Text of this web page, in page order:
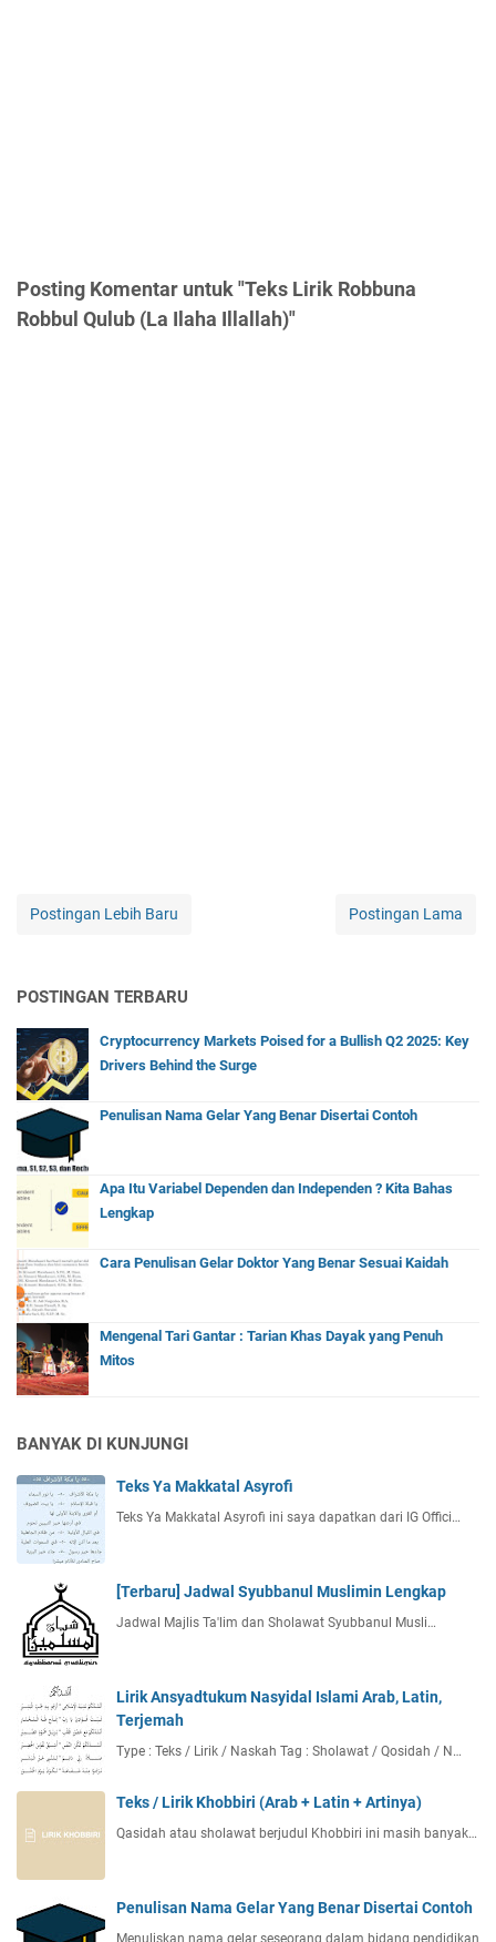
Posting Komentar untuk "Teks Lirik Robbuna
Robbul Qulub (La Ilaha Illallah)"
Postingan Lebih Baru Postingan Lama
POSTINGAN TERBARU
Cryptocurrency Markets Poised for a Bullish Q2 2025: Key
Drivers Behind the Surge
Penulisan Nama Gelar Yang Benar Disertai Contoh
Apa Itu Variabel Dependen dan Independen ? Kita Bahas
Lengkap
Cara Penulisan Gelar Doktor Yang Benar Sesuai Kaidah
Mengenal Tari Gantar : Tarian Khas Dayak yang Penuh
Mitos
BANYAK DI KUNJUNGI
Teks Ya Makkatal Asyrofi
Teks Ya Makkatal Asyrofi ini saya dapatkan dari IG Offici…
[Terbaru] Jadwal Syubbanul Muslimin Lengkap
Jadwal Majlis Ta'lim dan Sholawat Syubbanul Musli…
Lirik Ansyadtukum Nasyidal Islami Arab, Latin,
Terjemah
Type : Teks / Lirik / Naskah Tag : Sholawat / Qosidah / N…
Teks / Lirik Khobbiri (Arab + Latin + Artinya)
Qasidah atau sholawat berjudul Khobbiri ini masih banyak…
Penulisan Nama Gelar Yang Benar Disertai Contoh
Menuliskan nama gelar seseorang dalam bidang pendidikan